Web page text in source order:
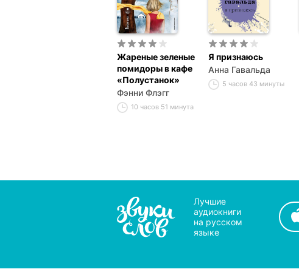
Жареные зеленые
помидоры в кафе
«Полустанок»
Фэнни Флэгг
10 часов 51 минута
Я признаюсь
Анна Гавальда
5 часов 43 минуты
Лучшие
аудиокниги
на русском
языке